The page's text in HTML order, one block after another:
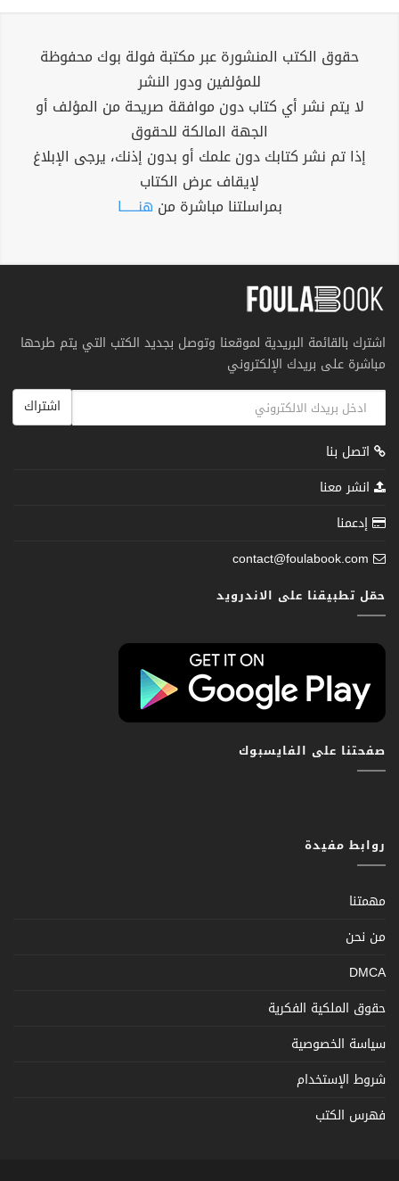
حقوق الكتب المنشورة عبر مكتبة فولة بوك محفوظة
للمؤلفين ودور النشر
لا يتم نشر أي كتاب دون موافقة صريحة من المؤلف أو
الجهة المالكة للحقوق
إذا تم نشر كتابك دون علمك أو بدون إذنك، يرجى الإبلاغ
لإيقاف عرض الكتاب
بمراسلتنا مباشرة من هنــــــا
اشترك بالقائمة البريدية لموقعنا وتوصل بجديد الكتب التي يتم طرحها
مباشرة على بريدك الإلكتروني
اشتراك
اتصل بنا
انشر معنا
إدعمنا
contact@foulabook.com
حمّل تطبيقنا على الاندرويد
صفحتنا على الفايسبوك
روابط مفيدة
مهمتنا
من نحن
DMCA
حقوق الملكية الفكرية
سياسة الخصوصية
شروط الإستخدام
فهرس الكتب